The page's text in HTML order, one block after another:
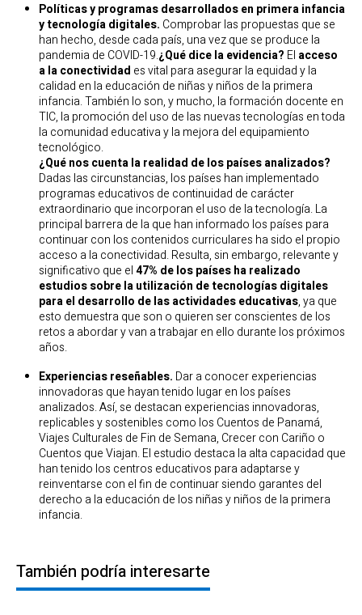
Políticas y programas desarrollados en primera infancia
y tecnología digitales. Comprobar las propuestas que se
han hecho, desde cada país, una vez que se produce la
pandemia de COVID-19.¿Qué dice la evidencia? El acceso
a la conectividad es vital para asegurar la equidad y la
calidad en la educación de niñas y niños de la primera
infancia. También lo son, y mucho, la formación docente en
TIC, la promoción del uso de las nuevas tecnologías en toda
la comunidad educativa y la mejora del equipamiento
tecnológico.
¿Qué nos cuenta la realidad de los países analizados?
Dadas las circunstancias, los países han implementado
programas educativos de continuidad de carácter
extraordinario que incorporan el uso de la tecnología. La
principal barrera de la que han informado los países para
continuar con los contenidos curriculares ha sido el propio
acceso a la conectividad. Resulta, sin embargo, relevante y
significativo que el47% de los países ha realizado
estudios sobre la utilización de tecnologías digitales
para el desarrollo de las actividades educativas, ya que
esto demuestra que son o quieren ser conscientes de los
retos a abordar y van a trabajar en ello durante los próximos
años.
Experiencias reseñables. Dar a conocer experiencias
innovadoras que hayan tenido lugar en los países
analizados. Así, se destacan experiencias innovadoras,
replicables y sostenibles como los Cuentos de Panamá,
Viajes Culturales de Fin de Semana, Crecer con Cariño o
Cuentos que Viajan. El estudio destaca la alta capacidad que
han tenido los centros educativos para adaptarse y
reinventarse con el fin de continuar siendo garantes del
derecho a la educación de los niñas y niños de la primera
infancia.
También podría interesarte